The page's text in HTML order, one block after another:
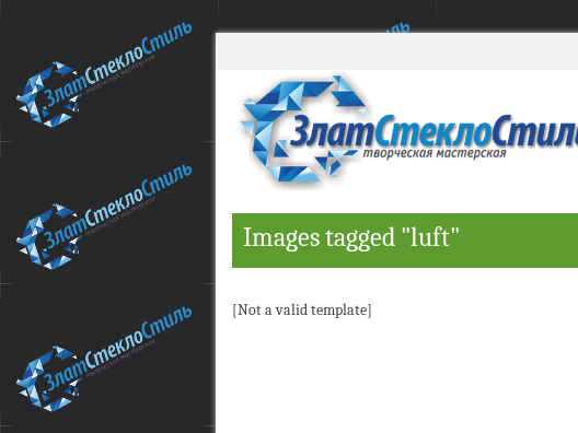
Images tagged "luft"
[Not a valid template]